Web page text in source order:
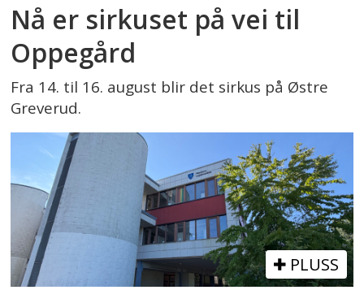
Nå er sirkuset på vei til
Oppegård
Fra 14. til 16. august blir det sirkus på Østre
Greverud.
PLUSS